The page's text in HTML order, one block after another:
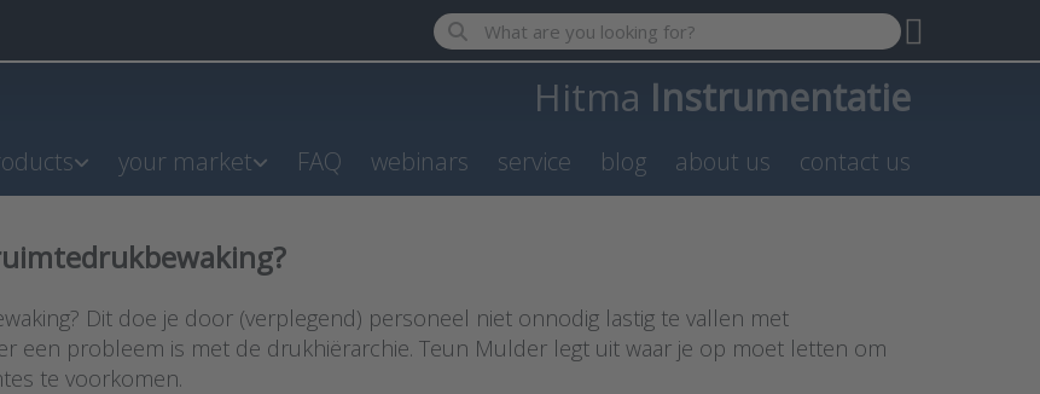
Enter a search term. Results will appear automatically as you
Hitma Instrumentatie
your market FAQ webinars service blog about us contact us
Dit doe je door (verplegend) personeel niet onnodig lastig te vallen met
een probleem is met de drukhiërarchie. Teun Mulder legt uit waar je op moet letten om
te voorkomen.